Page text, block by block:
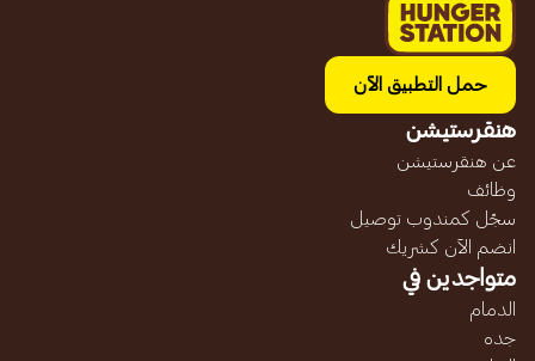
حمل التطبيق الآن
هنقرستيشن
عن هنقرستيشن
وظائف
سجّل كمندوب توصيل
انضم الآن كشريك
متواجدين في
الدمام
جده